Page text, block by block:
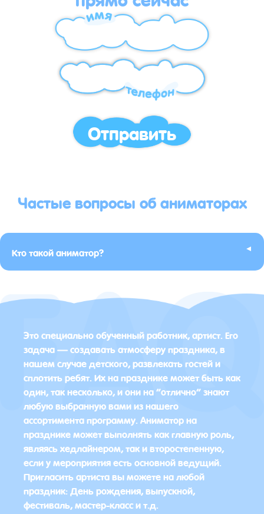
Отправить
Частые вопросы об аниматорах
Кто такой аниматор? ▸
Это специально обученный работник, артист. Его
задача — создавать атмосферу праздника, в
нашем случае детского, развлекать гостей и
сплотить ребят. Их на празднике может быть как
один, так несколько, и они на “отлично” знают
любую выбранную вами из нашего
ассортимента программу. Аниматор на
празднике может выполнять как главную роль,
являясь хедлайнером, так и второстепенную,
если у мероприятия есть основной ведущий.
Пригласить артиста вы можете на любой
праздник: День рождения, выпускной,
фестиваль, мастер-класс и т.д.